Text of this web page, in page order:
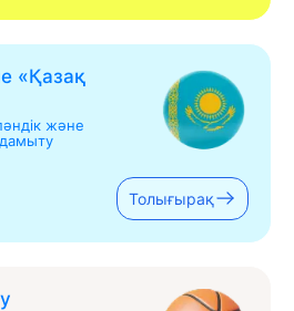
«Қазақ
және
дамыту
Толығырақ